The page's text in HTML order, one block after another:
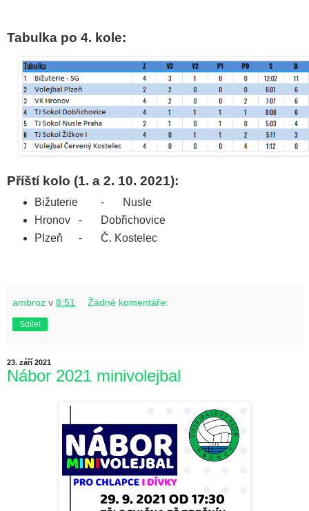
Tabulka po 4. kole:
Příští kolo (1. a 2. 10. 2021):
Bižuterie -
Nusle
Hronov
-
Dobřichovice
Plzeň
- Č. Kostelec
ambroz v 8:51 Žádné komentáře:
Sdílet
23. září 2021
Nábor 2021 minivolejbal